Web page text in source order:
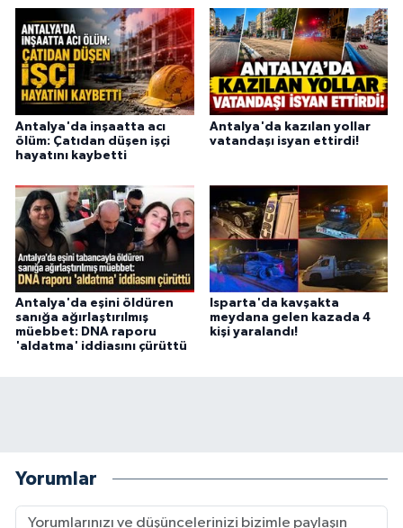
Antalya'da inşaatta acı
ölüm: Çatıdan düşen işçi
hayatını kaybetti
Antalya'da kazılan yollar
vatandaşı isyan ettirdi!
Antalya'da eşini öldüren
sanığa ağırlaştırılmış
müebbet: DNA raporu
'aldatma' iddiasını çürüttü
Isparta'da kavşakta
meydana gelen kazada 4
kişi yaralandı!
Yorumlar